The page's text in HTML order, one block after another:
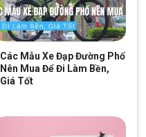
Các Mẫu Xe Đạp Đường Phố
Nên Mua Để Đi Làm Bền,
Giá Tốt